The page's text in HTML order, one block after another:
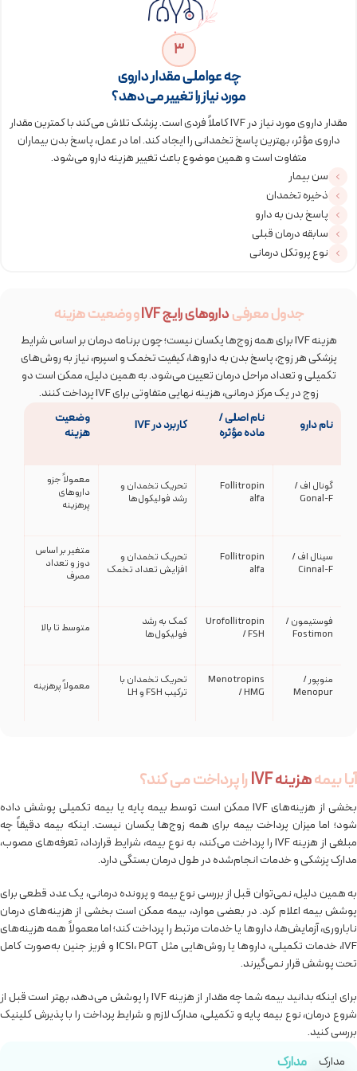
3
چه عواملی مقدار داروی
مورد نیاز را تغییر می‌دهد؟
مقدار داروی مورد نیاز در IVF کاملاً فردی است. پزشک تلاش می‌کند با کمترین مقدار
داروی مؤثر، بهترین پاسخ تخمدانی را ایجاد کند. اما در عمل، پاسخ بدن بیماران
متفاوت است و همین موضوع باعث تغییر هزینه دارو می‌شود.
سن بیمار
ذخیره تخمدان
پاسخ بدن به دارو
سابقه درمان قبلی
نوع پروتکل درمانی
جدول معرفیداروهای رایج IVF و وضعیت هزینه
هزینه IVF برای همه زوج‌ها یکسان نیست؛ چون برنامه درمان بر اساس شرایط
پزشکی هر زوج، پاسخ بدن به داروها، کیفیت تخمک و اسپرم، نیاز به روش‌های
تکمیلی و تعداد مراحل درمان تعیین می‌شود. به همین دلیل، ممکن است دو
زوج در یک مرکز درمانی، هزینه نهایی متفاوتی برای IVF پرداخت کنند.
نام دارو
نام اصلی /
ماده مؤثره
کاربرد در IVF
وضعیت
هزینه
گونال اف /
Gonal-F
Follitropin
alfa
تحریک تخمدان و
رشد فولیکول‌ها
معمولاً جزو
داروهای
پرهزینه
سینال اف /
Cinnal-F
Follitropin
alfa
تحریک تخمدان و
افزایش تعداد تخمک
متغیر بر اساس
دوز و تعداد
مصرف
فوستیمون /
Fostimon
Urofollitropin
/ FSH
کمک به رشد
فولیکول‌ها
متوسط تا بالا
منوپور /
Menopur
Menotropins
/ HMG
تحریک تخمدان با
ترکیب FSH و LH
معمولاً پرهزینه
Menogon
/ HMG
فولیکول‌ها
متغیر
هومگون /
Homogonan
Menotropins
/ HMG
تحریک تخمدان
IVF-M
Menotropins
/ HMG
تحریک تخمدان
متغیر بر اساس
تعداد ویال
لتروزول /
کلومیفن /
Clomiphene
آیا بیمههزینه IVF را پرداخت می کند؟
بخشی از هزینه‌های IVF ممکن است توسط بیمه پایه یا بیمه تکمیلی پوشش داده
شود؛ اما میزان پرداخت بیمه برای همه زوج‌ها یکسان نیست. اینکه بیمه دقیقاً چه
مبلغی از هزینه IVF را پرداخت می‌کند، به نوع بیمه، شرایط قرارداد، تعرفه‌های مصوب،
مدارک پزشکی و خدمات انجام‌شده در طول درمان بستگی دارد.
به همین دلیل، نمی‌توان قبل از بررسی نوع بیمه و پرونده درمانی، یک عدد قطعی برای
پوشش بیمه اعلام کرد. در بعضی موارد، بیمه ممکن است بخشی از هزینه‌های درمان
ناباروری، آزمایش‌ها، داروها یا خدمات مرتبط را پرداخت کند؛ اما معمولاً همه هزینه‌های
IVF، خدمات تکمیلی، داروها یا روش‌هایی مثل ICSI، PGT و فریز جنین به‌صورت کامل
تحت پوشش قرار نمی‌گیرند.
برای اینکه بدانید بیمه شما چه مقدار از هزینه IVF را پوشش می‌دهد، بهتر است قبل از
شروع درمان، نوع بیمه پایه و تکمیلی، مدارک لازم و شرایط پرداخت را با پذیرش کلینیک
بررسی کنید.
مدارک
مدارک